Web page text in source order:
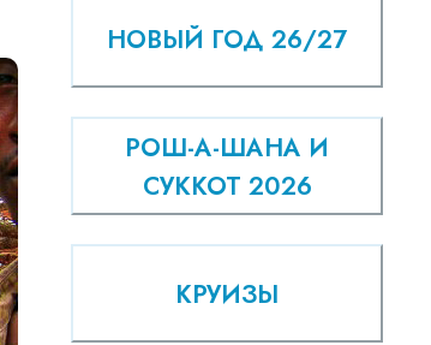
НОВЫЙ ГОД 26/27
РОШ-А-ШАНА И
СУККОТ 2026
КРУИЗЫ